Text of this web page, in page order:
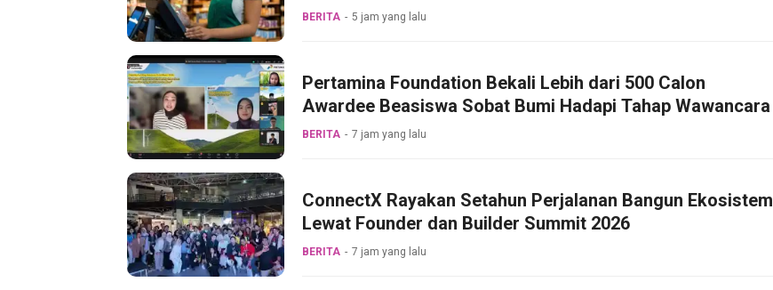
BERITA 5 jam yang lalu
Pertamina Foundation Bekali Lebih dari 500 Calon
Awardee Beasiswa Sobat Bumi Hadapi Tahap Wawancara
BERITA 7 jam yang lalu
ConnectX Rayakan Setahun Perjalanan Bangun Ekosistem
Lewat Founder dan Builder Summit 2026
BERITA 7 jam yang lalu